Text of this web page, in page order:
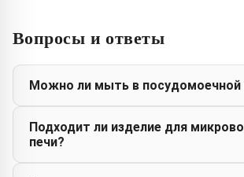
Вопросы и ответы
Можно ли мыть в
Подходит ли изделие для
печи?